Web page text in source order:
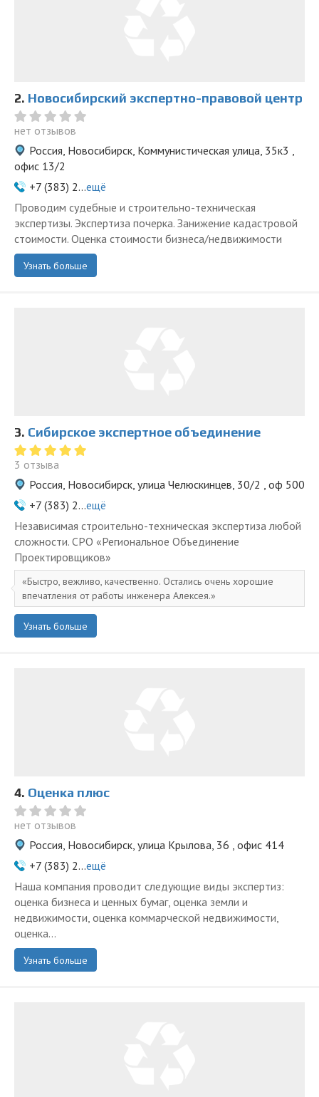
2. Новосибирский экспертно-правовой центр
нет отзывов
Россия, Новосибирск, Коммунистическая улица, 35к3 ,
офис 13/2
+7 (383) 2...ещё
Проводим судебные и строительно-техническая
экспертизы. Экспертиза почерка. Занижение кадастровой
стоимости. Оценка стоимости бизнеса/недвижимости
Узнать больше
3. Сибирское экспертное объединение
3 отзыва
Россия, Новосибирск, улица Челюскинцев, 30/2 , оф 500
+7 (383) 2...ещё
Независимая строительно-техническая экспертиза любой
сложности. СРО «Региональное Объединение
Проектировщиков»
Быстро, вежливо, качественно. Остались очень хорошие
впечатления от работы инженера Алексея.
Узнать больше
4. Оценка плюс
нет отзывов
Россия, Новосибирск, улица Крылова, 36 , офис 414
+7 (383) 2...ещё
Наша компания проводит следующие виды экспертиз:
оценка бизнеса и ценных бумаг, оценка земли и
недвижимости, оценка коммарческой недвижимости,
оценка...
Узнать больше